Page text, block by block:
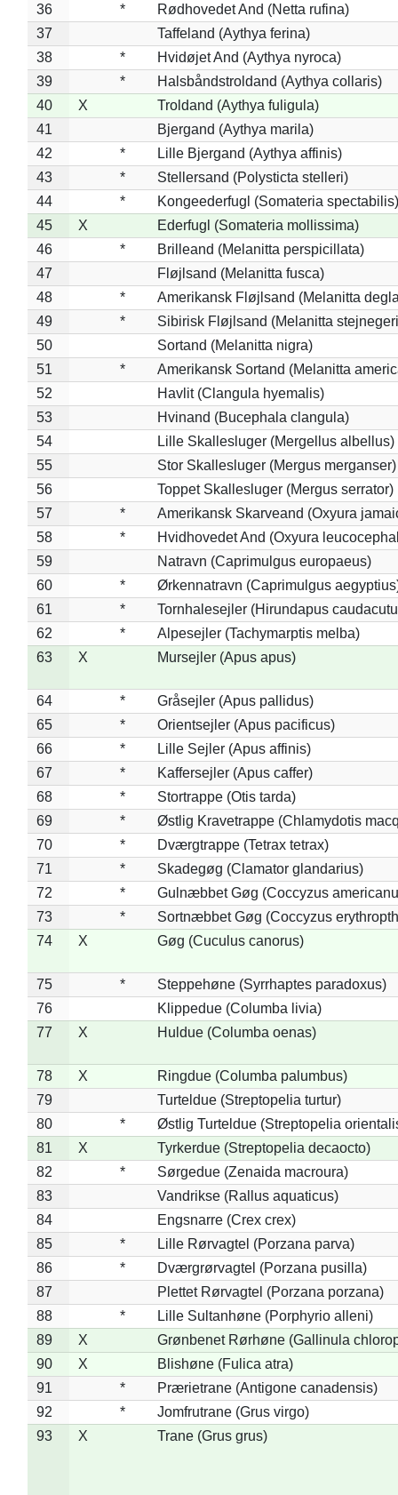
36 *
Rødhovedet And (Netta rufina)
37
Taffeland (Aythya ferina)
38
*
Hvidøjet And (Aythya nyroca)
39
*
Halsbåndstroldand (Aythya collaris)
40
X
Troldand (Aythya fuligula)
41
Bjergand (Aythya marila)
42
*
Lille Bjergand (Aythya affinis)
43
*
Stellersand (Polysticta stelleri)
44
*
Kongeederfugl (Somateria spectabilis)
45
X
Ederfugl (Somateria mollissima)
46
*
Brilleand (Melanitta perspicillata)
47
Fløjlsand (Melanitta fusca)
48
*
Amerikansk Fløjlsand (Melanitta
49
*
Sibirisk Fløjlsand (Melanitta
50
Sortand (Melanitta nigra)
51
*
Amerikansk Sortand (Melanitta
52
Havlit (Clangula hyemalis)
53
Hvinand (Bucephala clangula)
54
Lille Skallesluger (Mergellus albellus)
55
Stor Skallesluger (Mergus merganser)
56
Toppet Skallesluger (Mergus serrator)
57
*
Amerikansk Skarveand (Oxyura
58
*
Hvidhovedet And (Oxyura
59
Natravn (Caprimulgus europaeus)
60
*
Ørkennatravn (Caprimulgus
61
*
Tornhalesejler (Hirundapus
62
*
Alpesejler (Tachymarptis melba)
63
X Mursejler (Apus apus)
64 *
Gråsejler (Apus pallidus)
65
*
Orientsejler (Apus pacificus)
66
*
Lille Sejler (Apus affinis)
67
*
Kaffersejler (Apus caffer)
68
*
Stortrappe (Otis tarda)
69
*
Østlig Kravetrappe (Chlamydotis
70
*
Dværgtrappe (Tetrax tetrax)
71
*
Skadegøg (Clamator glandarius)
72
*
Gulnæbbet Gøg (Coccyzus
73
*
Sortnæbbet Gøg (Coccyzus
74
X Gøg (Cuculus canorus)
75 *
Steppehøne (Syrrhaptes paradoxus)
76
Klippedue (Columba livia)
77
X Huldue (Columba oenas)
78 X
Ringdue (Columba palumbus)
79
Turteldue (Streptopelia turtur)
80
*
Østlig Turteldue (Streptopelia
81
X
Tyrkerdue (Streptopelia decaocto)
82
*
Sørgedue (Zenaida macroura)
83
Vandrikse (Rallus aquaticus)
84
Engsnarre (Crex crex)
85
*
Lille Rørvagtel (Porzana parva)
86
*
Dværgrørvagtel (Porzana pusilla)
87
Plettet Rørvagtel (Porzana porzana)
88
*
Lille Sultanhøne (Porphyrio alleni)
89
X
Grønbenet Rørhøne (Gallinula
90
X
Blishøne (Fulica atra)
91
*
Prærietrane (Antigone canadensis)
92
*
Jomfrutrane (Grus virgo)
93
X Trane (Grus grus)